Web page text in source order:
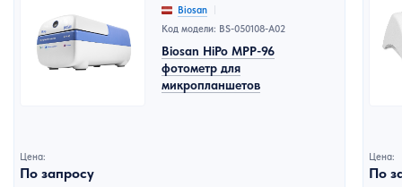
Biosan
Код модели: BS-050108-A02
Biosan HiPo MPP-96
фотометр для
микропланшетов
Цена:
По запросу
Цена:
По